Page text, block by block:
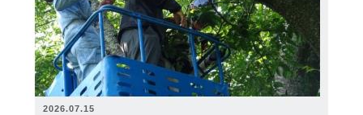
2026.07.15